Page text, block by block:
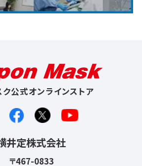
公式オンラインストア
井定株式会社
〒467-0833